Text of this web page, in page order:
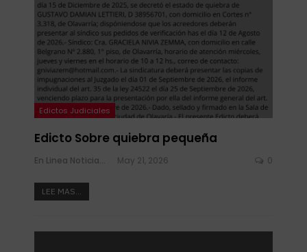
Edictos Judiciales
Edicto Sobre quiebra pequeña
En Linea Noticias May 21, 2026 0
LEE MAS...